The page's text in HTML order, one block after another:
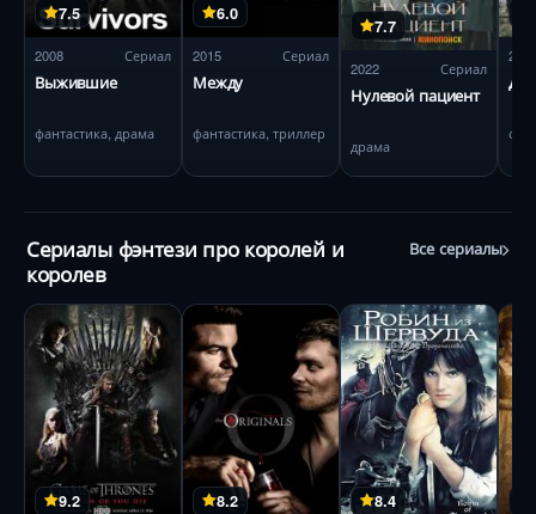
7.5
2008 Сериал
Выжившие
фантастика, драма
6.0
2015 Сериал
Между
фантастика, триллер
7.7
2022 Сериал
Нулевой пациент
драма
2018
Сериалы фэнтези про королей и
королев
Все сериалы
9.2 8.2 8.4